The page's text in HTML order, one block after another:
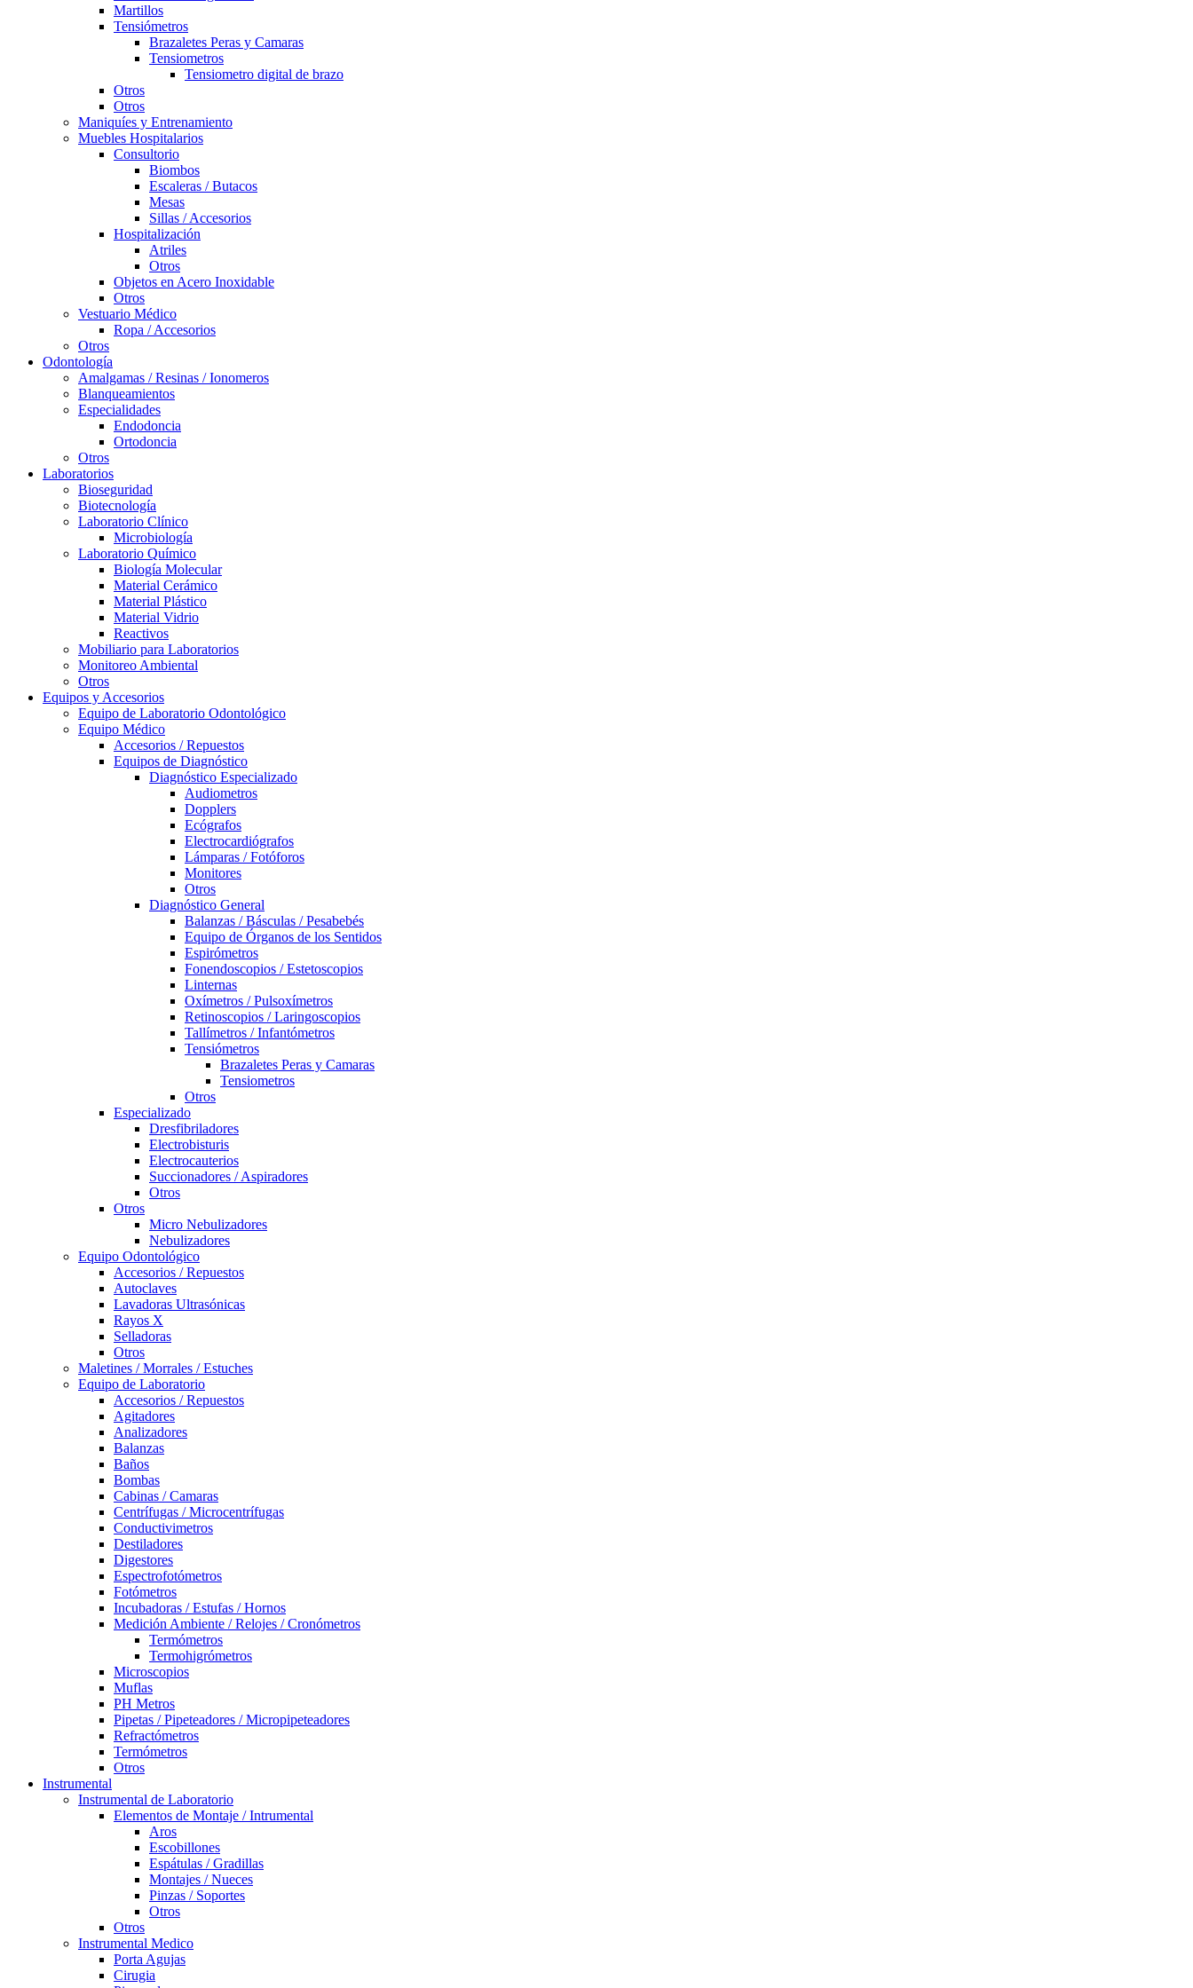
Martillos
Tensiómetros
Brazaletes Peras y Camaras
Tensiometros
Tensiometro digital de brazo
Otros
Otros
Maniquíes y Entrenamiento
Muebles Hospitalarios
Consultorio
Biombos
Escaleras / Butacos
Mesas
Sillas / Accesorios
Hospitalización
Atriles
Otros
Objetos en Acero Inoxidable
Otros
Vestuario Médico
Ropa / Accesorios
Otros
Odontología
Amalgamas / Resinas / Ionomeros
Blanqueamientos
Especialidades
Endodoncia
Ortodoncia
Otros
Laboratorios
Bioseguridad
Biotecnología
Laboratorio Clínico
Microbiología
Laboratorio Químico
Biología Molecular
Material Cerámico
Material Plástico
Material Vidrio
Reactivos
Mobiliario para Laboratorios
Monitoreo Ambiental
Otros
Equipos y Accesorios
Equipo de Laboratorio Odontológico
Equipo Médico
Accesorios / Repuestos
Equipos de Diagnóstico
Diagnóstico Especializado
Audiometros
Dopplers
Ecógrafos
Electrocardiógrafos
Lámparas / Fotóforos
Monitores
Otros
Diagnóstico General
Balanzas / Básculas / Pesabebés
Equipo de Órganos de los Sentidos
Espirómetros
Fonendoscopios / Estetoscopios
Linternas
Oxímetros / Pulsoxímetros
Retinoscopios / Laringoscopios
Tallímetros / Infantómetros
Tensiómetros
Brazaletes Peras y Camaras
Tensiometros
Otros
Especializado
Dresfibriladores
Electrobisturis
Electrocauterios
Succionadores / Aspiradores
Otros
Otros
Micro Nebulizadores
Nebulizadores
Equipo Odontológico
Accesorios / Repuestos
Autoclaves
Lavadoras Ultrasónicas
Rayos X
Selladoras
Otros
Maletines / Morrales / Estuches
Equipo de Laboratorio
Accesorios / Repuestos
Agitadores
Analizadores
Balanzas
Baños
Bombas
Cabinas / Camaras
Centrífugas / Microcentrífugas
Conductivimetros
Destiladores
Digestores
Espectrofotómetros
Fotómetros
Incubadoras / Estufas / Hornos
Medición Ambiente / Relojes / Cronómetros
Termómetros
Termohigrómetros
Microscopios
Muflas
PH Metros
Pipetas / Pipeteadores / Micropipeteadores
Refractómetros
Termómetros
Otros
Instrumental
Instrumental de Laboratorio
Elementos de Montaje / Intrumental
Aros
Escobillones
Espátulas / Gradillas
Montajes / Nueces
Pinzas / Soportes
Otros
Otros
Instrumental Medico
Porta Agujas
Cirugia